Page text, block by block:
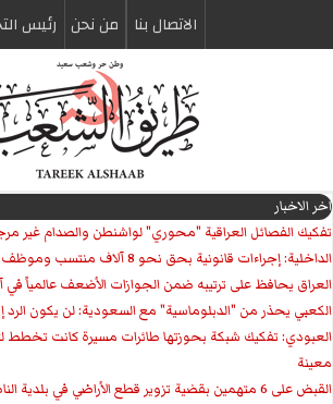
الاتصال بنا من نحن رئیس
اخر الاخبار
تفكيك الفصائل العراقية "محوري" لواشنطن والصدام غير
الداخلية: إجراءات قانونية بحق نحو 8 آلاف منتسب وموظف منذ بداية 2026
العراق يحافظ على ترتيبه ضمن الجوازات الأضعف عالمياً في آب
الكعبي يحذر من "الدبلوماسية" مع السعودية: لن يكون الرد
العبودي: تفكيك شبكة بحوزتها طائرات مسيرة كانت
معينة
القبض على 6 متهمين بقضية تزوير قطع الأراضي في بلدية الناصرية